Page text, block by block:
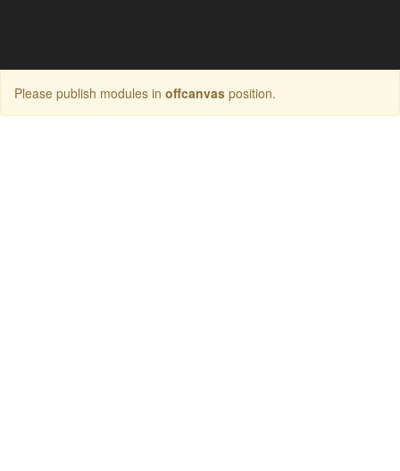
Please publish modules in offcanvas position.